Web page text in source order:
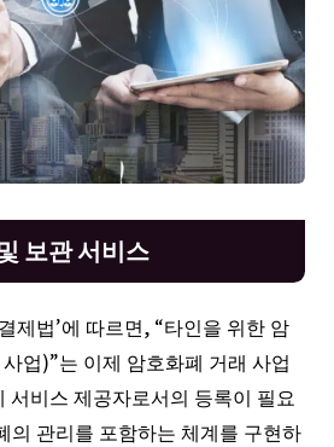
보관 서비스
제법’에 따르면, “타인을 위한 암
업)”는 이제 암호화폐 거래 사업
서비스 제공자로서의 등록이 필요
의 관리를 포함하는 체계를 구현하